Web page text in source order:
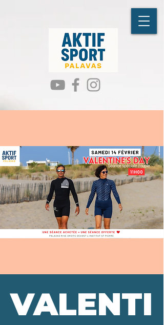
VALENTI